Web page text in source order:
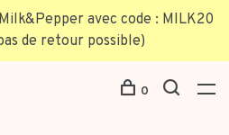
avec code : MILK20
de retour possible)
0